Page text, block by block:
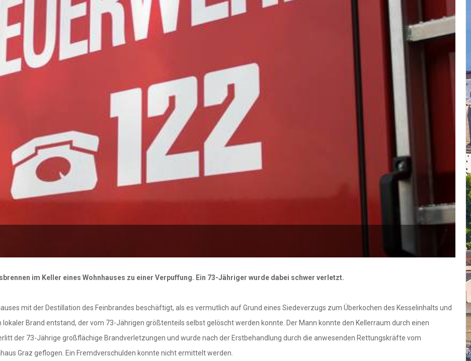
im Keller eines Wohnhauses zu einer Verpuffung. Ein 73-Jähriger wurde dabei schwer verletzt.
mit der Destillation des Feinbrandes beschäftigt, als es vermutlich auf Grund eines Siedeverzugs zum Überkochen des Kesselinhalts und
Brand entstand, der vom 73-Jährigen größtenteils selbst gelöscht werden konnte. Der Mann konnte den Kellerraum durch einen
der 73-Jährige großflächige Brandverletzungen und wurde nach der Erstbehandlung durch die anwesenden Rettungskräfte vom
Graz geflogen. Ein Fremdverschulden konnte nicht ermittelt werden.